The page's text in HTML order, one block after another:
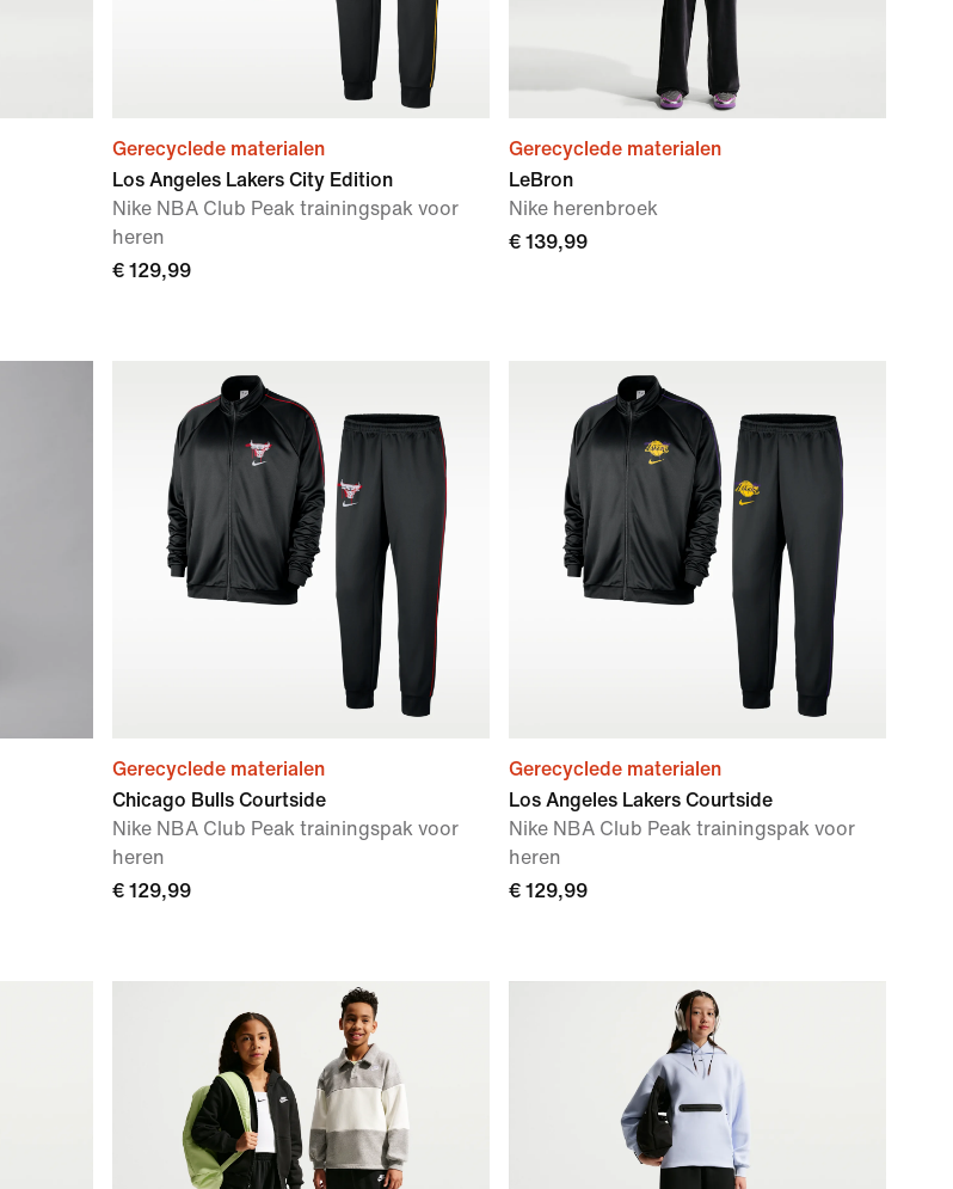
Gerecyclede materialen
Los Angeles Lakers City Edition
Nike NBA Club Peak trainingspak voor
heren
€ 129,99
Gerecyclede materialen
LeBron
Nike herenbroek
€ 139,99
Gerecyclede materialen
Chicago Bulls Courtside
Nike NBA Club Peak trainingspak voor
heren
€ 129,99
Gerecyclede materialen
Los Angeles Lakers Courtside
Nike NBA Club Peak trainingspak voor
heren
€ 129,99